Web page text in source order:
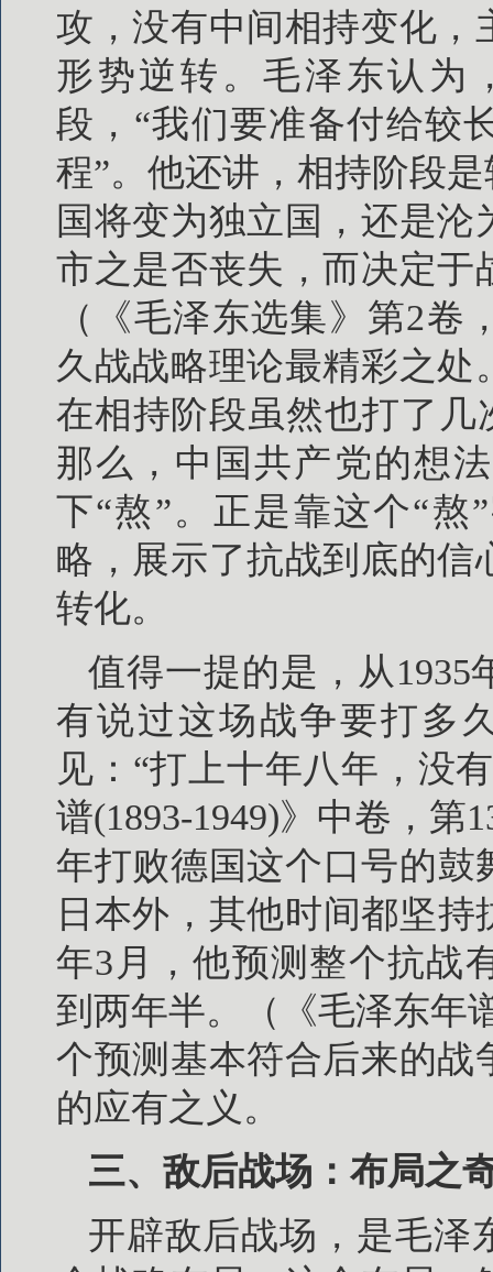
攻，没有中间相持变化，
形势逆转。毛泽东认为
段，“我们要准备付给较
程”。他还讲，相持阶段
国将变为独立国，还是
市之是否丧失，而决定于
（《毛泽东选集》第2卷
久战战略理论最精彩之
在相持阶段虽然也打了几
那么，中国共产党的想
下“熬”。正是靠这个“熬
略，展示了抗战到底的
转化。
值得一提的是，从1935
有说过这场战争要打多
见：“打上十年八年，没
谱(1893-1949)》中卷，第
年打败德国这个口号的鼓
日本外，其他时间都坚
年3月，他预测整个抗战
到两年半。（《毛泽东年
个预测基本符合后来的战
的应有之义。
三、敌后战场：布局之
开辟敌后战场，是毛泽